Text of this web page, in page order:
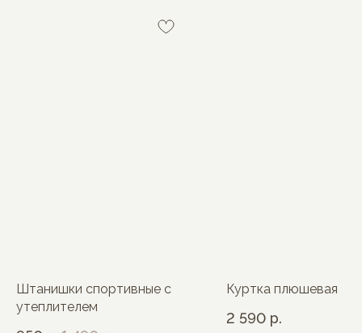
Штанишки спортивные с
утеплителем
Куртка плюшевая
2 590 р.